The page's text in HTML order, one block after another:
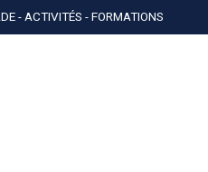
- ACTIVITÉS - FORMATIONS